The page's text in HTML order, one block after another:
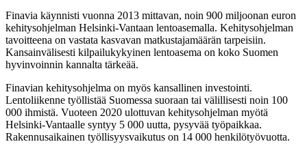
Finavia käynnisti vuonna 2013 mittavan, noin 900 miljoonan euron
kehitysohjelman Helsinki-Vantaan lentoasemalla. Kehitysohjelman
tavoitteena on vastata kasvavan matkustajamäärän tarpeisiin.
Kansainvälisesti kilpailukykyinen lentoasema on koko Suomen
hyvinvoinnin kannalta tärkeää.
Finavian kehitysohjelma on myös kansallinen investointi.
Lentoliikenne työllistää Suomessa suoraan tai välillisesti noin 100
000 ihmistä. Vuoteen 2020 ulottuvan kehitysohjelman myötä
Helsinki-Vantaalle syntyy 5 000 uutta, pysyvää työpaikkaa.
Rakennusaikainen työllisyysvaikutus on 14 000 henkilötyövuotta.